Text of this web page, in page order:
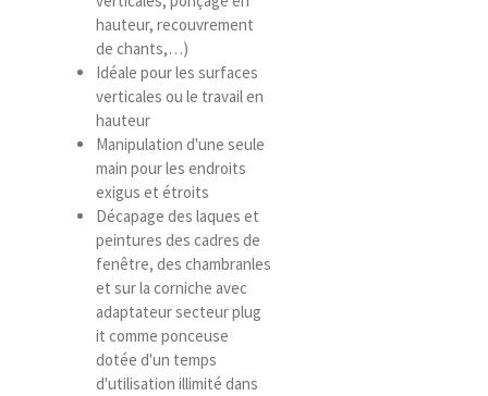
hauteur, recouvrement
de chants,…)
Idéale pour les surfaces
verticales ou le travail en
hauteur
Manipulation d'une seule
main pour les endroits
exigus et étroits
Décapage des laques et
peintures des cadres de
fenêtre, des chambranles
et sur la corniche avec
adaptateur secteur plug
it comme ponceuse
dotée d'un temps
d'utilisation illimité dans